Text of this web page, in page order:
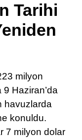
Telegram
Tarihi
milyon
9 Haziran’da
havuzlarda
konuldu.
7 milyon dolar